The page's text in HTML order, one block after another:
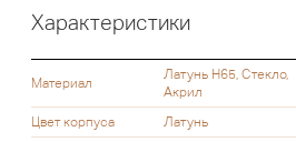
Характеристики
Материал
Латунь H65, Стекло,
Акрил
Цвет корпуса
Латунь